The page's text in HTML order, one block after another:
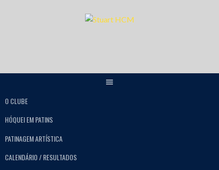
O CLUBE
HÓQUEI EM PATINS
PATINAGEM ARTÍSTICA
CALENDÁRIO / RESULTADOS